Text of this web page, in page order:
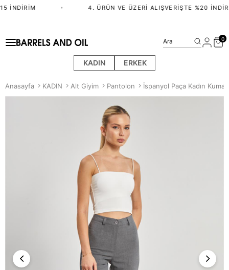
İNDIRIM 4. ÜRÜN VE ÜZERI ALIŞVERIŞTE %20
KADIN ERKEK
Ara 0
Anasayfa KADIN Alt Giyim Pantolon İspanyol Paça Kadın